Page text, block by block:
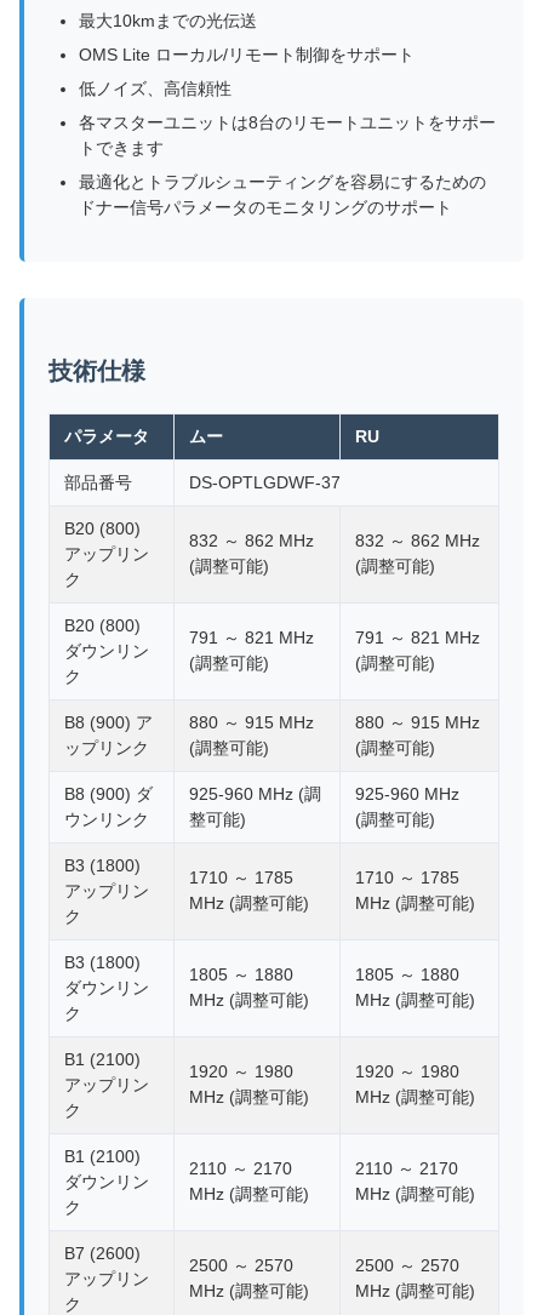
最大10kmまでの光伝送
OMS Lite ローカル/リモート制御をサポート
低ノイズ、高信頼性
各マスターユニットは8台のリモートユニットをサポー
トできます
最適化とトラブルシューティングを容易にするための
ドナー信号パラメータのモニタリングのサポート
技術仕様
パラメータ ムー RU
部品番号 DS-OPTLGDWF-37
B20 (800)
アップリン
ク
832 ～ 862 MHz
(調整可能)
832 ～ 862 MHz
(調整可能)
B20 (800)
ダウンリン
ク
791 ～ 821 MHz
(調整可能)
791 ～ 821 MHz
(調整可能)
B8 (900) ア
ップリンク
880 ～ 915 MHz
(調整可能)
880 ～ 915 MHz
(調整可能)
B8 (900) ダ
ウンリンク
925-960 MHz (調
整可能)
925-960 MHz
(調整可能)
B3 (1800)
アップリン
ク
1710 ～ 1785
MHz (調整可能)
1710 ～ 1785
MHz (調整可能)
B3 (1800)
ダウンリン
ク
1805 ～ 1880
MHz (調整可能)
1805 ～ 1880
MHz (調整可能)
B1 (2100)
アップリン
ク
1920 ～ 1980
MHz (調整可能)
1920 ～ 1980
MHz (調整可能)
B1 (2100)
ダウンリン
ク
2110 ～ 2170
MHz (調整可能)
2110 ～ 2170
MHz (調整可能)
B7 (2600)
アップリン
ク
2500 ～ 2570
MHz (調整可能)
2500 ～ 2570
MHz (調整可能)